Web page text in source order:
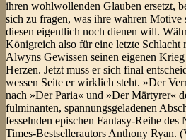
ihren wohlwollenden Glauben ersetzt,
sich zu fragen, was ihre wahren Motive
diesen eigentlich noch dienen will.
Königreich also für eine letzte Schlacht
Alwyns Gewissen seinen eigenen
Herzen. Jetzt muss er sich final
wessen Seite er wirklich steht. »Der
nach »Der Paria« und »Der Märtyrer«
fulminanten, spannungsgeladenen
fesselnden epischen Fantasy-Reihe des
Times-Bestsellerautors Anthony Ryan.